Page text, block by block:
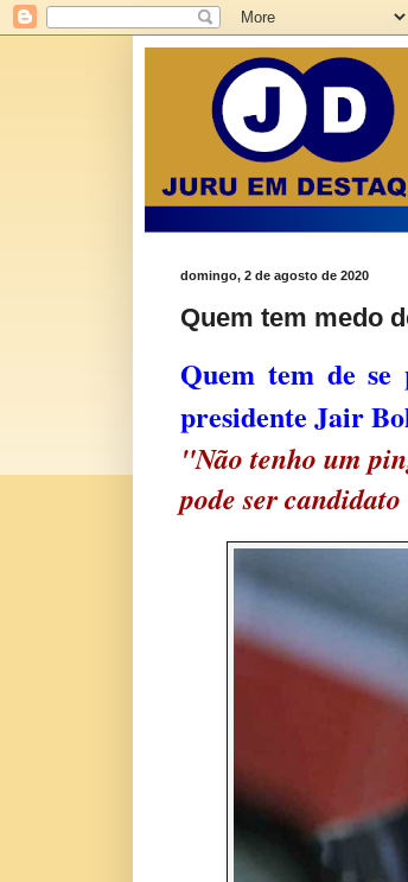
domingo, 2 de agosto de 2020
Quem tem medo
Quem tem de
presidente Jair
"Não tenho um
pode ser candidato